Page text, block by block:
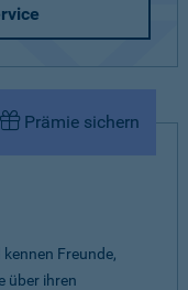
Prämie sichern
Freunde,
über ihren